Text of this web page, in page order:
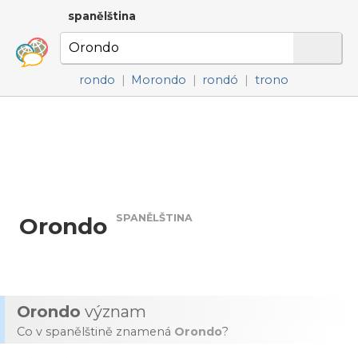
spanělština
rondo | Morondo | rondó | trono
Orondo SPANĚLŠTINA
Orondo význam
Co v spanělštině znamená Orondo?